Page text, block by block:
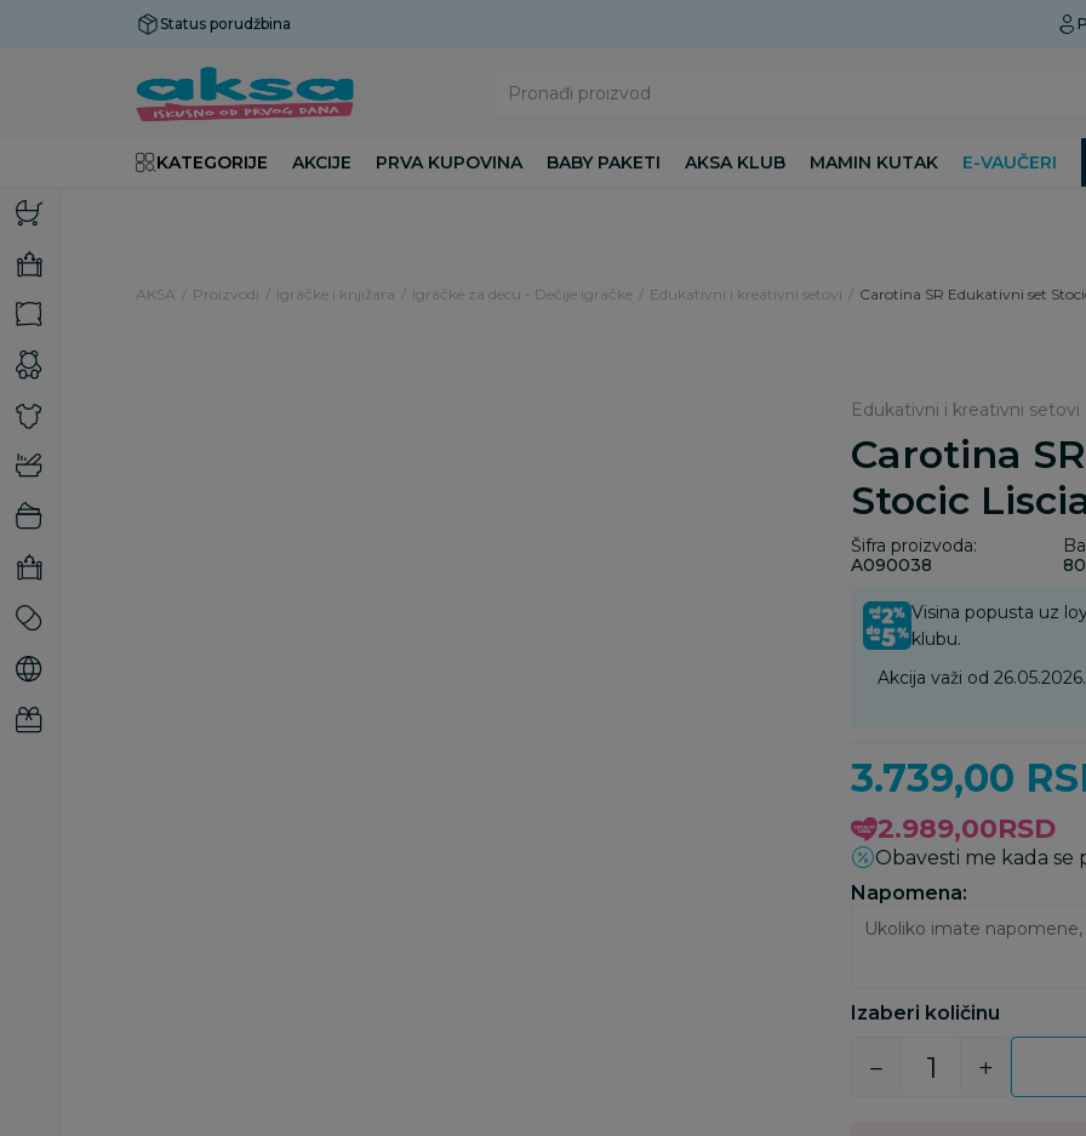
Status porudžbina
Pronađi proizvod
KATEGORIJE AKCIJE PRVA KUPOVINA BABY PAKETI AKSA KLUB MAMIN KUTAK E-VAUČERI
AKSA Proizvodi Igračke i knjižara Igračke za decu - Dečije igračke Edukativni i kreativni setovi Carotina SR Edukativni set
Edukativni i kreativni setovi
Carotina
Stocic
Šifra proizvoda:
A090038
Visina popusta uz
klubu.
Akcija važi od
3.739,00
2.989,00RSD
Obavesti me kada se
Napomena:
Izaberi količinu